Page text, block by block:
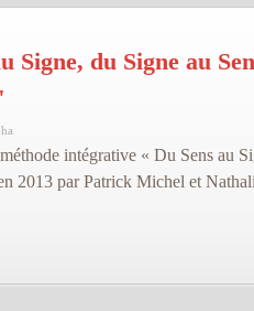
Signe, du Signe au
intégrative « Du Sens au
2013 par Patrick Michel et